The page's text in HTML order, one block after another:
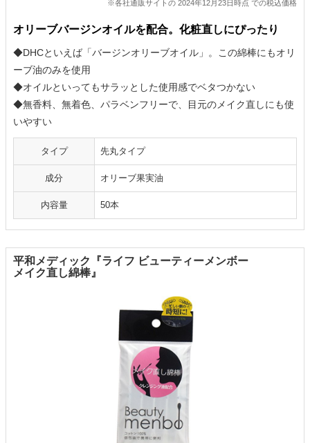
※各社通販サイトの 2024年12月23日時点 での税込価格
オリーブバージンオイルを配合。化粧直しにぴったり
◆DHCといえば「バージンオリーブオイル」。この綿棒にもオリ
ーブ油のみを使用
◆オイルといってもサラッとした使用感でベタつかない
◆無香料、無着色、パラベンフリーで、目元のメイク直しにも使
いやすい
タイプ 先丸タイプ
成分 オリーブ果実油
内容量 50本
平和メディック『ライフ ビューティーメンボー
メイク直し綿棒』